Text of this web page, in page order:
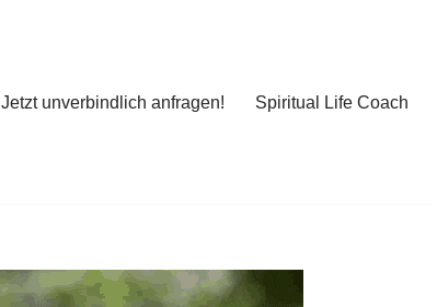
Jetzt unverbindlich anfragen! Spiritual Life Coach
Jetzt unverbindlich anfragen!